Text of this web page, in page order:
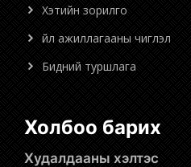
Хэтийн зорилго
Үйл ажиллагааны чиглэл
Бидний туршлага
Холбоо барих
Худалдааны хэлтэс